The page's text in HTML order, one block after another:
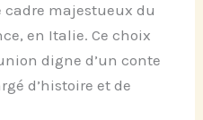
cadre majestueux du
en Italie. Ce choix
digne d’un conte
d’histoire et de